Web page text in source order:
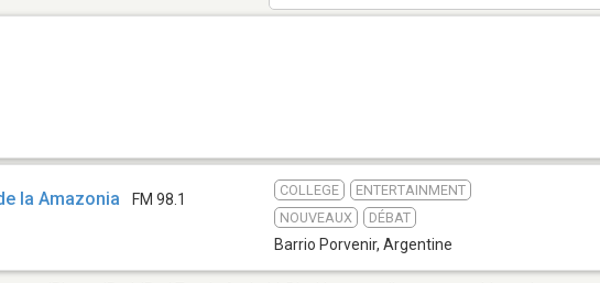
la Amazonia FM 98.1
COLLEGE
ENTERTAINMENT
NOUVEAUX
DÉBAT
Barrio Porvenir, Argentine